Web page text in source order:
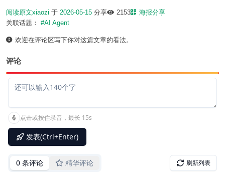
阅读原文xiaozi 于 2026-05-15 分享 2153
海报分享
关联话题： #AI Agent
欢迎在评论区写下你对这篇文章的看法。
评论